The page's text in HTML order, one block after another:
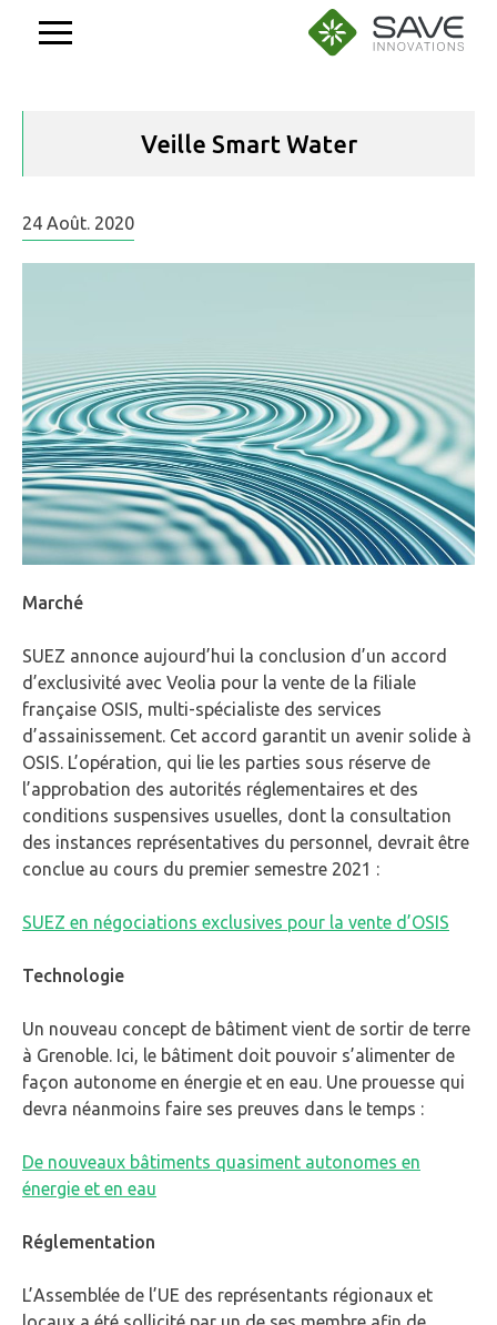
Veille Smart Water
24 Août. 2020
Marché
SUEZ annonce aujourd’hui la conclusion d’un accord
d’exclusivité avec Veolia pour la vente de la filiale
française OSIS, multi-spécialiste des services
d’assainissement. Cet accord garantit un avenir solide à
OSIS. L’opération, qui lie les parties sous réserve de
l’approbation des autorités réglementaires et des
conditions suspensives usuelles, dont la consultation
des instances représentatives du personnel, devrait être
conclue au cours du premier semestre 2021 :
SUEZ en négociations exclusives pour la vente d’OSIS
Technologie
Un nouveau concept de bâtiment vient de sortir de terre
à Grenoble. Ici, le bâtiment doit pouvoir s’alimenter de
façon autonome en énergie et en eau. Une prouesse qui
devra néanmoins faire ses preuves dans le temps :
De nouveaux bâtiments quasiment autonomes en
énergie et en eau
Réglementation
L’Assemblée de l’UE des représentants régionaux et